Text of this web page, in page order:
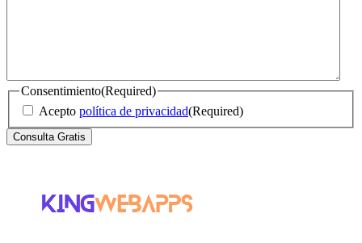
Consentimiento(Required)
Acepto política de privacidad(Required)